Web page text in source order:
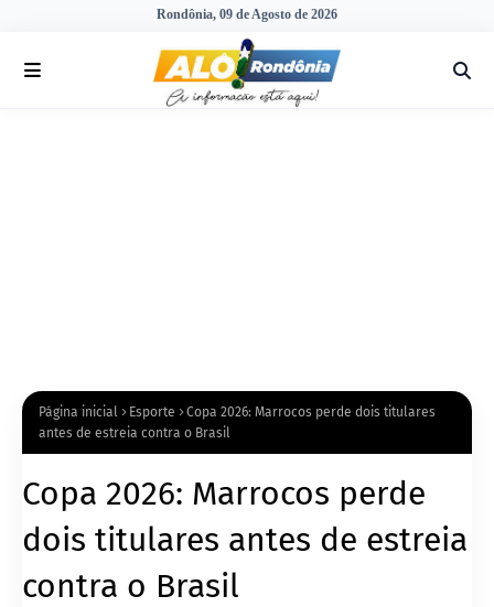
Rondônia, 09 de Agosto de 2026
Página inicial Esporte
Copa 2026: Marrocos perde dois titulares
antes de estreia contra o Brasil
Copa 2026: Marrocos perde
dois titulares antes de estreia
contra o Brasil